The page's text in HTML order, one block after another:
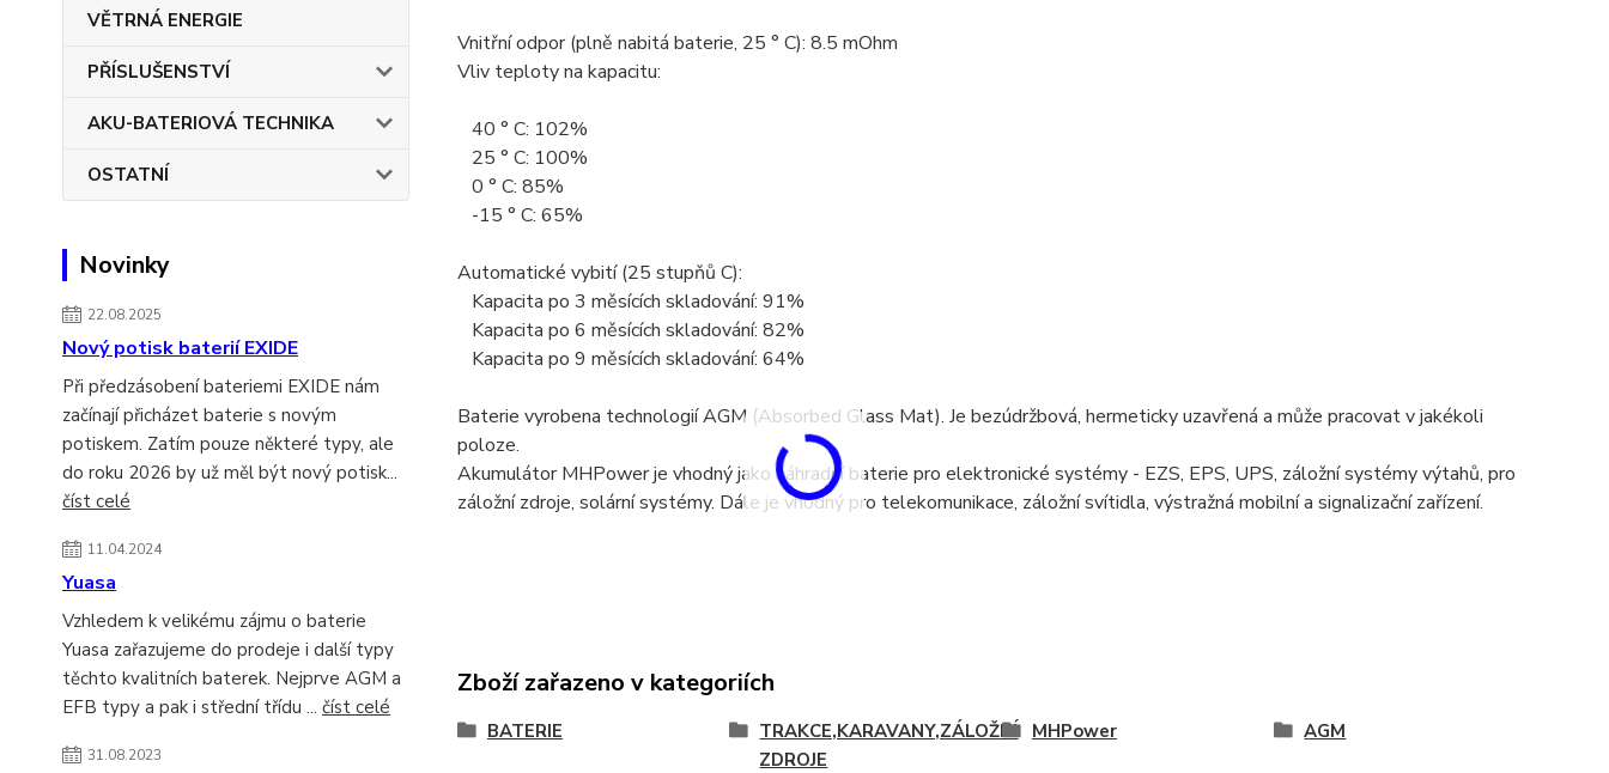
VĚTRNÁ ENERGIE
PŘÍSLUŠENSTVÍ
AKU-BATERIOVÁ TECHNIKA
OSTATNÍ
Novinky
22.08.2025
Nový potisk baterií EXIDE
Při předzásobení bateriemi EXIDE nám
začínají přicházet baterie s novým
potiskem. Zatím pouze některé typy, ale
do roku 2026 by už měl být nový potisk...
číst celé
11.04.2024
Yuasa
Vzhledem k velikému zájmu o baterie
Yuasa zařazujeme do prodeje i další typy
těchto kvalitních baterek. Nejprve AGM a
EFB typy a pak i střední třídu ... číst celé
31.08.2023
Vnitřní odpor (plně nabitá baterie, 25 ° C): 8.5 mOhm
Vliv teploty na kapacitu:
40 ° C: 102%
25 ° C: 100%
0 ° C: 85%
-15 ° C: 65%
Automatické vybití (25 stupňů C):
Kapacita po 3 měsících skladování: 91%
Kapacita po 6 měsících skladování: 82%
Kapacita po 9 měsících skladování: 64%
Baterie vyrobena technologií AGM (Absorbed Glass Mat). Je bezúdržbová, hermeticky uzavřená a může pracovat v jakékoli
poloze.
Akumulátor MHPower je vhodný jako náhradní baterie pro elektronické systémy - EZS, EPS, UPS, záložní systémy výtahů, pro
záložní zdroje, solární systémy. Dále je vhodný pro telekomunikace, záložní svítidla, výstražná mobilní a signalizační zařízení.
Zboží zařazeno v kategoriích
BATERIE
TRAKCE,KARAVANY,ZÁLOŽNÍ
ZDROJE
MHPower AGM